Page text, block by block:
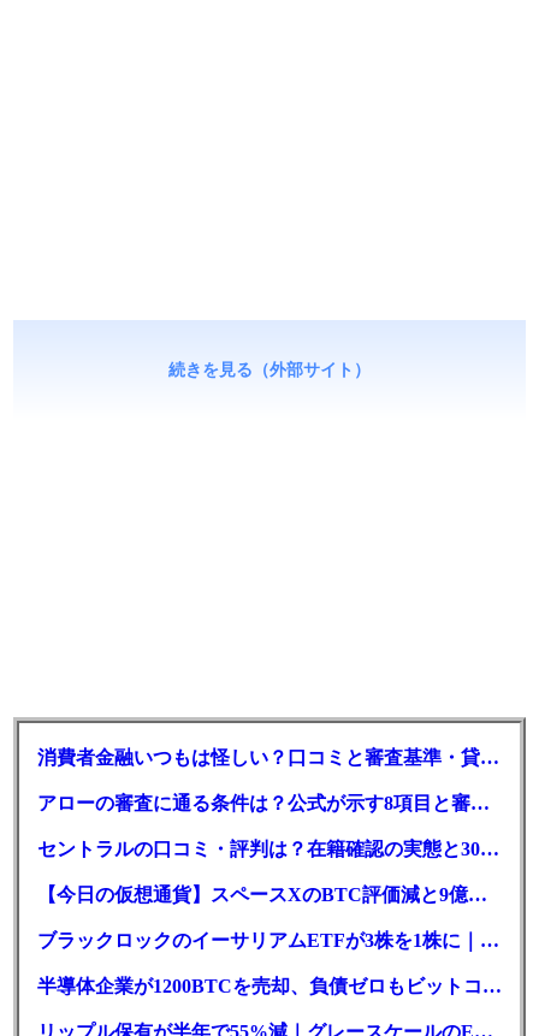
続きを見る（外部サイト）
消費者金融いつもは怪しい？口コミと審査基準・貸付条件を調査
アローの審査に通る条件は？公式が示す8項目と審査時間
セントラルの口コミ・評判は？在籍確認の実態と30日金利0円の落とし穴
【今日の仮想通貨】スペースXのBTC評価減と9億株の解禁。208億円相当のBTCが盗難
ブラックロックのイーサリアムETFが3株を1株に｜年初来37%安
半導体企業が1200BTCを売却、負債ゼロもビットコイン戦略は後退
リップル保有が半年で55%減｜グレースケールのETF、純資産1.6億ドル減